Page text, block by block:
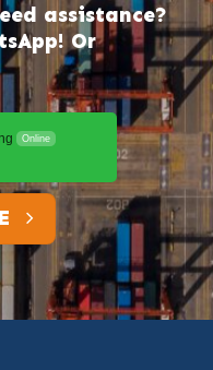
assistance?
Or
Online